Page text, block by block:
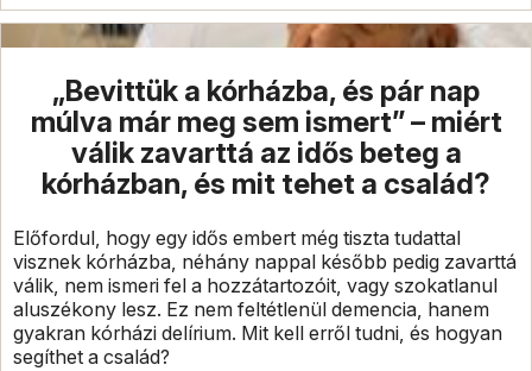
„Bevittük a kórházba, és pár nap
múlva már meg sem ismert” – miért
válik zavarttá az idős beteg a
kórházban, és mit tehet a család?
Előfordul, hogy egy idős embert még tiszta tudattal
visznek kórházba, néhány nappal később pedig zavarttá
válik, nem ismeri fel a hozzátartozóit, vagy szokatlanul
aluszékony lesz. Ez nem feltétlenül demencia, hanem
gyakran kórházi delírium. Mit kell erről tudni, és hogyan
segíthet a család?